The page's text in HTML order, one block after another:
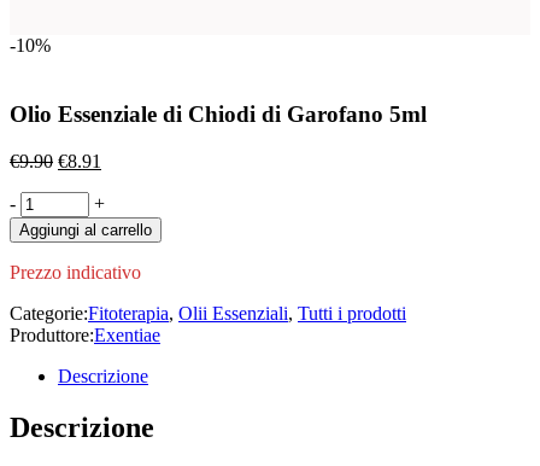
-10%
Olio Essenziale di Chiodi di Garofano 5ml
€9.90 Il
originale
era:
€9.90.
€8.91
attuale
è:
€8.91.
Olio
Essenziale
di
Chiodi
Garofano
5ml
- +
Aggiungi al carrello
Prezzo indicativo
Categorie:Fitoterapia, Olii Essenziali, Tutti i prodotti
Produttore:Exentiae
Descrizione
Descrizione